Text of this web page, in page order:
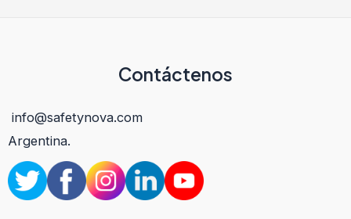
Contáctenos
info@safetynova.com
Argentina.